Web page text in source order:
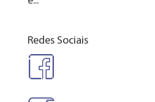
Redes Sociais